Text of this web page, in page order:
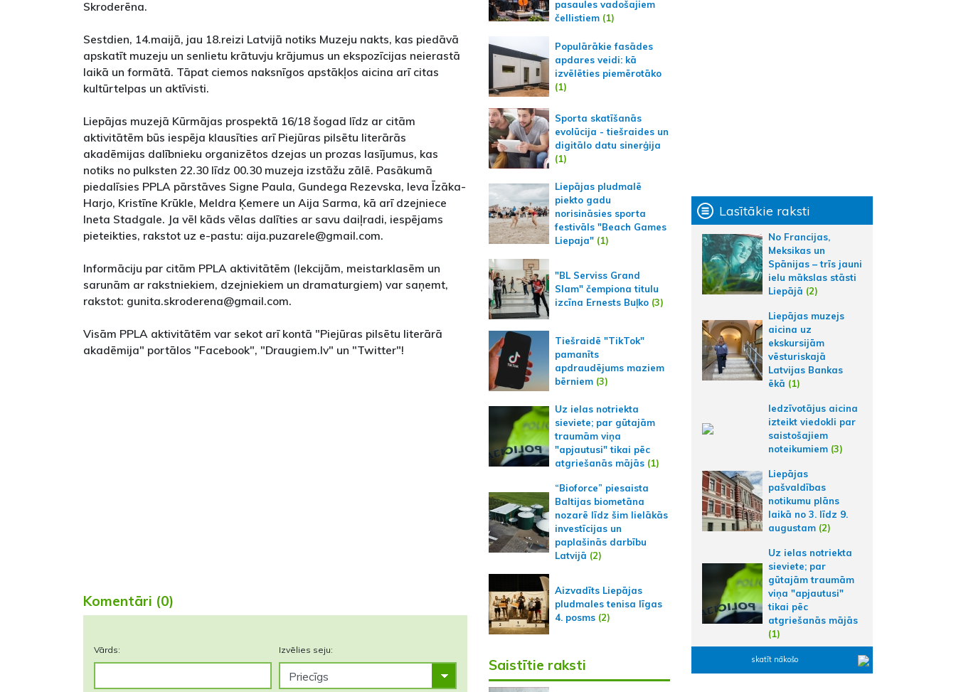
Skroderēna.
Sestdien, 14.maijā, jau 18.reizi Latvijā notiks Muzeju nakts, kas piedāvā
apskatīt muzeju un senlietu krātuvju krājumus un ekspozīcijas neierastā
laikā un formātā. Tāpat ciemos naksnīgos apstākļos aicina arī citas
kultūrtelpas un aktīvisti.
Liepājas muzejā Kūrmājas prospektā 16/18 šogad līdz ar citām
aktivitātēm būs iespēja klausīties arī Piejūras pilsētu literārās
akadēmijas dalībnieku organizētos dzejas un prozas lasījumus, kas
notiks no pulksten 22.30 līdz 00.30 muzeja izstāžu zālē. Pasākumā
piedalīsies PPLA pārstāves Signe Paula, Gundega Rezevska, Ieva Īzāka-
Harjo, Kristīne Krūkle, Meldra Ķemere un Aija Sarma, kā arī dzejniece
Ineta Stadgale. Ja vēl kāds vēlas dalīties ar savu daiļradi, iespējams
pieteikties, rakstot uz e-pastu: aija.puzarele@gmail.com.
Informāciju par citām PPLA aktivitātēm (lekcijām, meistarklasēm un
sarunām ar rakstniekiem, dzejniekiem un dramaturgiem) var saņemt,
rakstot: gunita.skroderena@gmail.com.
Visām PPLA aktivitātēm var sekot arī kontā "Piejūras pilsētu literārā
akadēmija" portālos "Facebook", "Draugiem.lv" un "Twitter"!
Komentāri (0)
Vārds: Izvēlies seju:
pasaules vadošajiem
čellistiem(1)
Populārākie fasādes
apdares veidi: kā
izvēlēties piemērotāko
(1)
Sporta skatīšanās
evolūcija - tiešraides un
digitālo datu sinerģija
(1)
Liepājas pludmalē
piekto gadu
norisināsies sporta
festivāls "Beach Games
Liepaja"(1)
"BL Serviss Grand
Slam" čempiona titulu
izcīna Ernests Buļko(3)
Tiešraidē "TikTok"
pamanīts
apdraudējums maziem
bērniem(3)
Uz ielas notriekta
sieviete; par gūtajām
traumām viņa
"apjautusi" tikai pēc
atgriešanās mājās(1)
“Bioforce” piesaista
Baltijas biometāna
nozarē līdz šim lielākās
investīcijas un
paplašinās darbību
Latvijā (2)
Aizvadīts Liepājas
pludmales tenisa līgas
4. posms(2)
Saistītie raksti
Lasītākie raksti
No Francijas,
Meksikas un
Spānijas – trīs jauni
ielu mākslas stāsti
Liepājā (2)
Liepājas muzejs
aicina uz
ekskursijām
vēsturiskajā
Latvijas Bankas
ēkā (1)
Iedzīvotājus aicina
izteikt viedokli par
saistošajiem
noteikumiem (3)
Liepājas
pašvaldības
notikumu plāns
laikā no 3. līdz 9.
augustam (2)
Uz ielas notriekta
sieviete; par
gūtajām traumām
viņa "apjautusi"
tikai pēc
atgriešanās mājās
(1)
skatīt nākošo